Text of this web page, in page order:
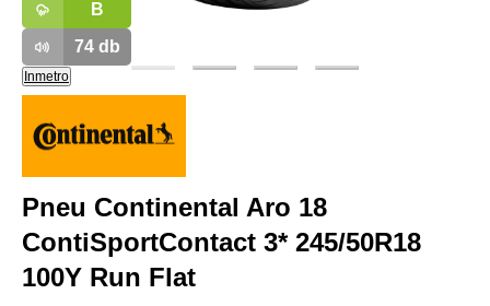
B
74db
Inmetro
Pneu Continental Aro 18
ContiSportContact 3* 245/50R18
100Y Run Flat